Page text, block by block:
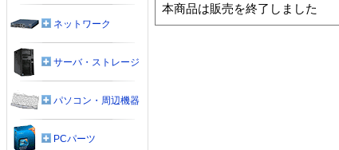
本商品は販売を終了しました
ネットワーク
サーバ・ストレージ
パソコン・周辺機器
PCパーツ